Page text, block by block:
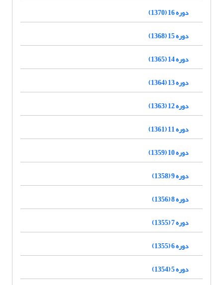
دوره 16 (1370)
دوره 15 (1368)
دوره 14 (1365)
دوره 13 (1364)
دوره 12 (1363)
دوره 11 (1361)
دوره 10 (1359)
دوره 9 (1358)
دوره 8 (1356)
دوره 7 (1355)
دوره 6 (1355)
دوره 5 (1354)